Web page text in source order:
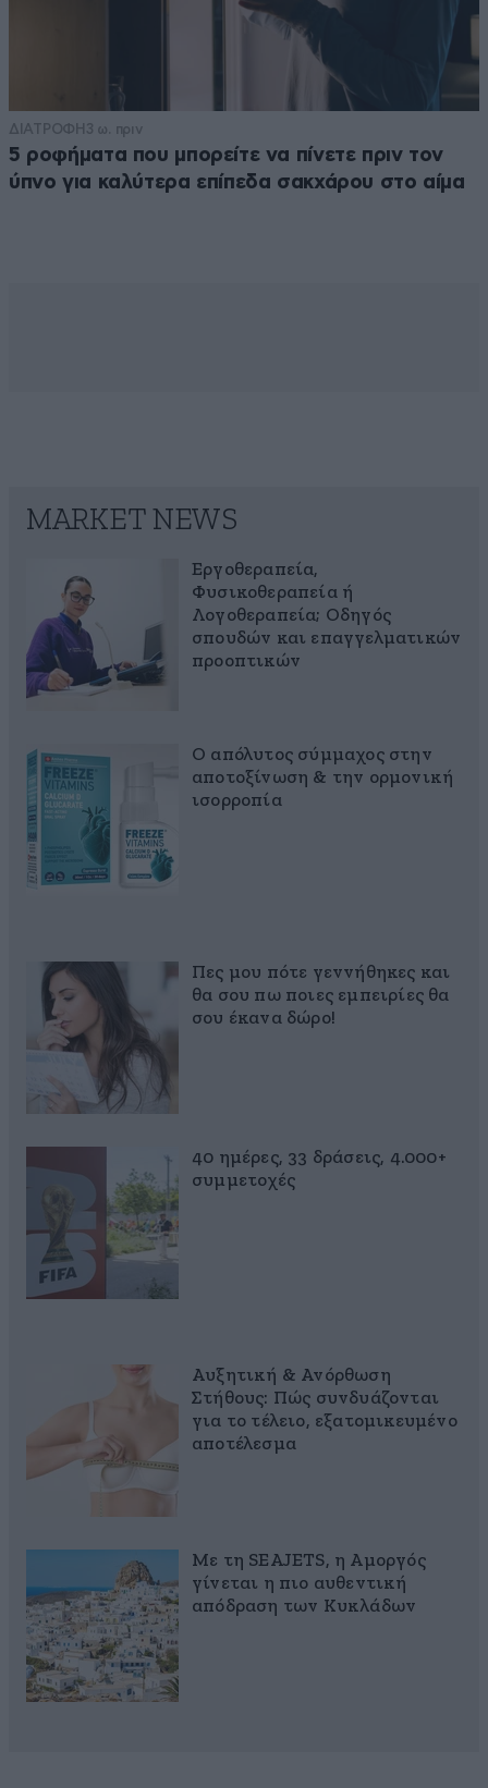
ΔΙΑΤΡΟΦΗ 3 ω. πριν
5 ροφήματα που μπορείτε να πίνετε πριν τον
ύπνο για καλύτερα επίπεδα σακχάρου στο αίμα
MARKET NEWS
Εργοθεραπεία,
Φυσικοθεραπεία ή
Λογοθεραπεία; Οδηγός
σπουδών και επαγγελματικών
προοπτικών
Ο απόλυτος σύμμαχος στην
αποτοξίνωση & την ορμονική
ισορροπία
Πες μου πότε γεννήθηκες και
θα σου πω ποιες εμπειρίες θα
σου έκανα δώρο!
40 ημέρες, 33 δράσεις, 4.000+
συμμετοχές
Αυξητική & Ανόρθωση
Στήθους: Πώς συνδυάζονται
για το τέλειο, εξατομικευμένο
αποτέλεσμα
Με τη SEAJETS, η Αμοργός
γίνεται η πιο αυθεντική
απόδραση των Κυκλάδων